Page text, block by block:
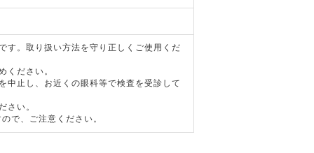
す。取り扱い方法を守り正しくご使用くだ
ください。
中止し、お近くの眼科等で検査を受診して
さい。
で、ご注意ください。